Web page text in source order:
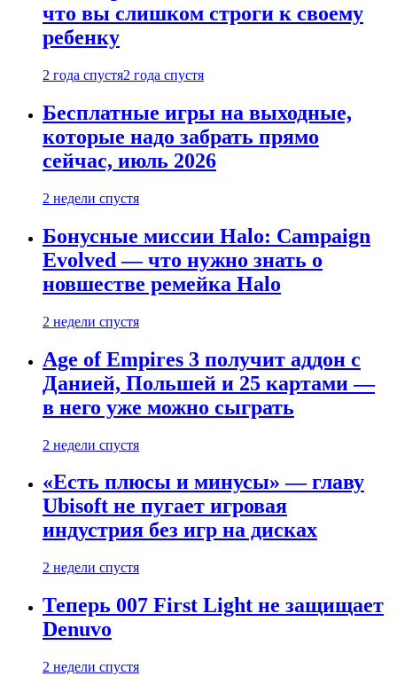
что вы слишком строги к своему
ребенку
2 года спустя2 года спустя
Бесплатные игры на выходные,
которые надо забрать прямо
сейчас, июль 2026
2 недели спустя
Бонусные миссии Halo: Campaign
Evolved — что нужно знать о
новшестве ремейка Halo
2 недели спустя
Age of Empires 3 получит аддон с
Данией, Польшей и 25 картами —
в него уже можно сыграть
2 недели спустя
«Есть плюсы и минусы» — главу
Ubisoft не пугает игровая
индустрия без игр на дисках
2 недели спустя
Теперь 007 First Light не защищает
Denuvo
2 недели спустя